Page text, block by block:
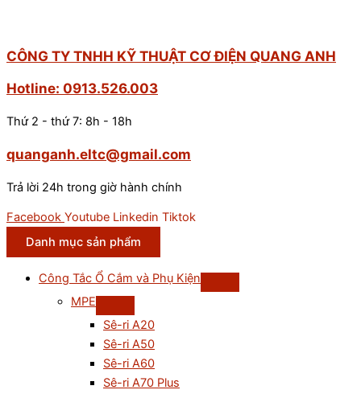
CÔNG TY TNHH KỸ THUẬT CƠ ĐIỆN QUANG ANH
Hotline: 0913.526.003
Thứ 2 - thứ 7: 8h - 18h
quanganh.eltc@gmail.com
Trả lời 24h trong giờ hành chính
Facebook Youtube Linkedin Tiktok
Danh mục sản phẩm
Công Tắc Ổ Cắm và Phụ Kiện
MPE
Sê-ri A20
Sê-ri A50
Sê-ri A60
Sê-ri A70 Plus